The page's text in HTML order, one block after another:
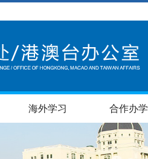
海外学习 合作办学